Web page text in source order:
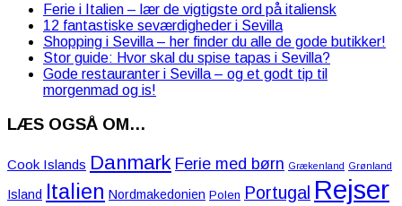
Ferie i Italien – lær de vigtigste ord på italiensk
12 fantastiske seværdigheder i Sevilla
Shopping i Sevilla – her finder du alle de gode butikker!
Stor guide: Hvor skal du spise tapas i Sevilla?
Gode restauranter i Sevilla – og et godt tip til
morgenmad og is!
LÆS OGSÅ OM…
Cook Islands Danmark Ferie med børn Grækenland Grønland
Island Italien Nordmakedonien Polen Portugal Rejser